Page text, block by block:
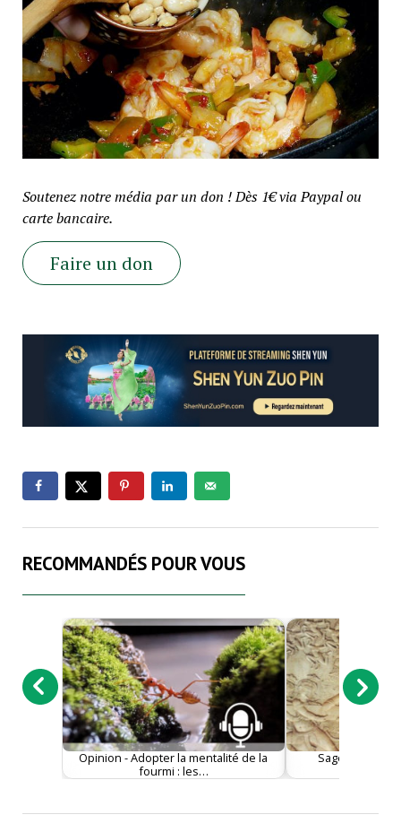
Soutenez notre média par un don ! Dès 1€ via Paypal ou
carte bancaire.
Faire un don
RECOMMANDÉS POUR VOUS
Opinion - Adopter la mentalité de la
fourmi : les…
Sagesse -